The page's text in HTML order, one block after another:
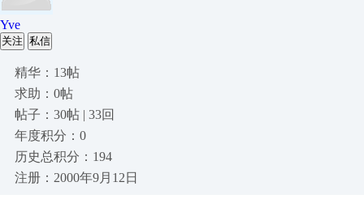
Yve
关注 私信
精华：13帖
求助：0帖
帖子：30帖 | 33回
年度积分：0
历史总积分：194
注册：2000年9月12日